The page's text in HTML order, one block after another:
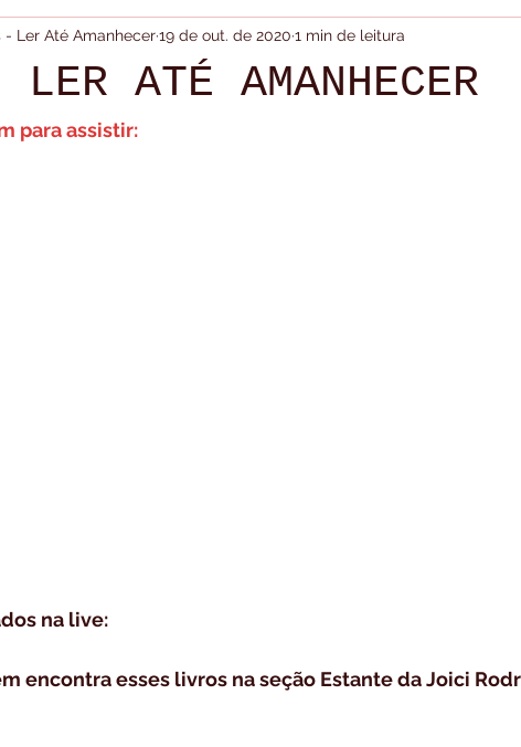
Folheando Informações do Canal Itens do Canal
Na Calada Da Noite
ATÉ AMANHECER
- Ler Até Amanhecer19 de out. de 2020 1 min de leitura
para assistir:
na live:
encontra esses livros na seção Estante da Joici